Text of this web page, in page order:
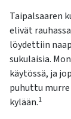
Taipalsaaren
elivät
löydettiin
sukulaisia.
käytössä, ja
puhuttu
kylään.1